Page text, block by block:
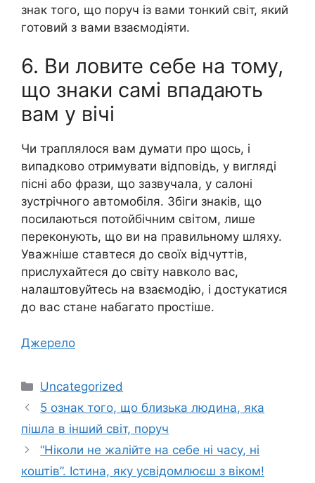
знак того, що поруч із вами тонкий світ, який
готовий з вами взаємодіяти.
6. Ви ловите себе на тому,
що знаки самі впадають
вам у вічі
Чи траплялося вам думати про щось, і
випадково отримувати відповідь, у вигляді
пісні або фрази, що зазвучала, у салоні
зустрічного автомобіля. Збіги знаків, що
посилаються потойбічним світом, лише
переконують, що ви на правильному шляху.
Уважніше ставтеся до своїх відчуттів,
прислухайтеся до світу навколо вас,
налаштовуйтесь на взаємодію, і достукатися
до вас стане набагато простіше.
Джерело
Категорії
Uncategorized
5 ознак того, що близька людина, яка
пішла в інший світ, поруч
“Ніколи не жалійте на себе ні часу, ні
коштів”. Істина, яку усвідомлюєш з віком!